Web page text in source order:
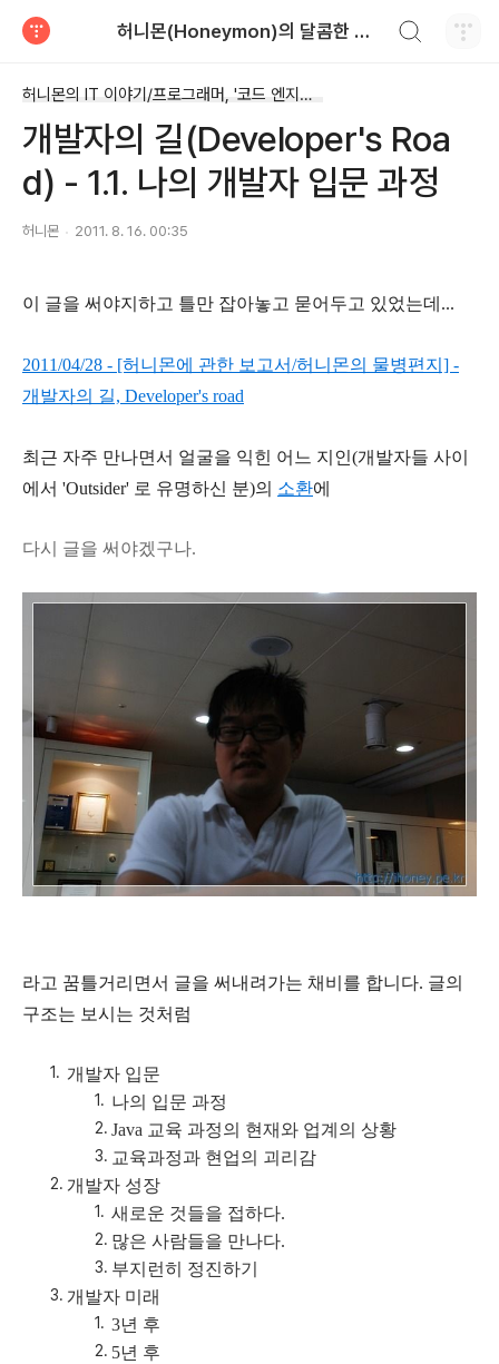
허니몬(Honeymon)의 달콤한 비행
허니몬의 IT 이야기/프로그래머, '코드 엔지니어'
개발자의 길(Developer's Roa
d) - 1.1. 나의 개발자 입문 과정
허니몬 2011. 8. 16. 00:35
이 글을 써야지하고 틀만 잡아놓고 묻어두고 있었는데...
2011/04/28 - [허니몬에 관한 보고서/허니몬의 물병편지] -
개발자의 길, Developer's road
최근 자주 만나면서 얼굴을 익힌 어느 지인(개발자들 사이
에서 'Outsider' 로 유명하신 분)의 소환에
다시 글을 써야겠구나.
라고 꿈틀거리면서 글을 써내려가는 채비를 합니다. 글의
구조는 보시는 것처럼
개발자 입문
나의 입문 과정
Java 교육 과정의 현재와 업계의 상황
교육과정과 현업의 괴리감
개발자 성장
새로운 것들을 접하다.
많은 사람들을 만나다.
부지런히 정진하기
개발자 미래
3년 후
5년 후